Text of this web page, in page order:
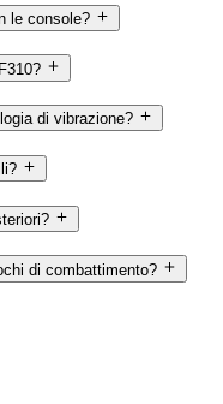
le console?
di vibrazione?
di combattimento?